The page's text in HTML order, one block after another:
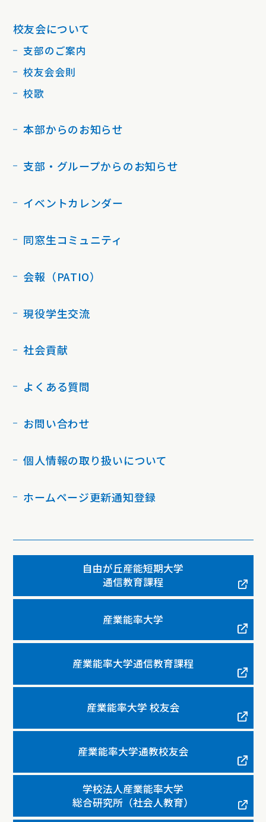
校友会について
支部のご案内
校友会会則
校歌
本部からのお知らせ
支部・グループからのお知らせ
イベントカレンダー
同窓生コミュニティ
会報（PATIO）
現役学生交流
社会貢献
よくある質問
お問い合わせ
個人情報の取り扱いについて
ホームページ更新通知登録
自由が丘産能短期大学
通信教育課程
産業能率大学
産業能率大学通信教育課程
産業能率大学 校友会
産業能率大学通教校友会
学校法人産業能率大学
総合研究所（社会人教育）